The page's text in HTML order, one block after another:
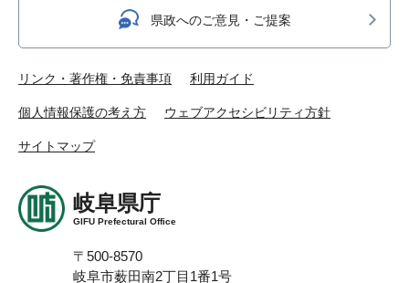
県政へのご意見・ご提案
リンク・著作権・免責事項 利用ガイド
個人情報保護の考え方 ウェブアクセシビリティ方針
サイトマップ
岐阜県庁
GIFU Prefectural Office
〒500-8570
岐阜市薮田南2丁目1番1号